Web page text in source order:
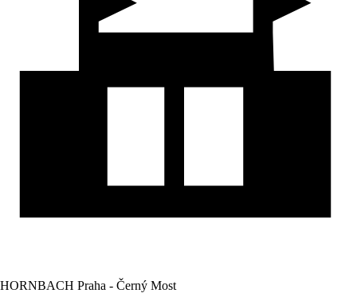
HORNBACH Praha - Černý Most